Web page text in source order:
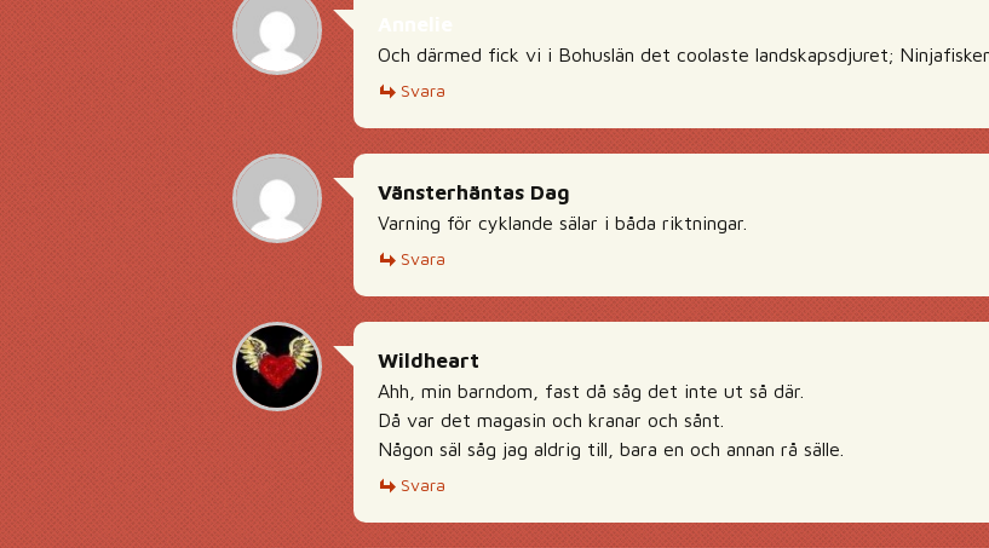
Och därmed fick vi i Bohuslän det coolaste landskapsdjuret;
Svara
Vänsterhäntas Dag
Varning för cyklande sälar i båda riktningar.
Svara
Wildheart
Ahh, min barndom, fast då såg det inte ut så där.
Då var det magasin och kranar och sånt.
Någon säl såg jag aldrig till, bara en och annan rå sälle.
Svara